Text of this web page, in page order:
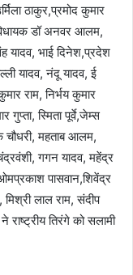
ठाकुर,प्रमोद कुमार
डॉ अनवर आलम,
यादव, भाई दिनेश,प्रदेश
यादव, नंदू यादव, ई
राम, निर्भय कुमार
स्मिता पूर्वे,जेम्स
चौधरी, महताब आलम,
गगन यादव, महेंद्र
ओमप्रकाश पासवान,शिवेंद्र
लाल राम, संदीप
राष्ट्रीय तिरंगे को सलामी